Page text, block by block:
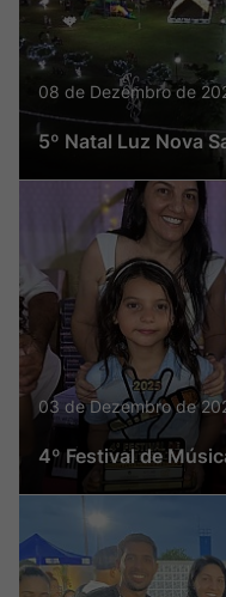
08 de Dezembro de
5º Natal Luz Nova
03 de Dezembro de
4º Festival de